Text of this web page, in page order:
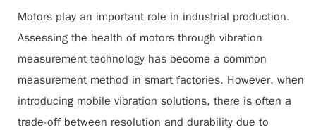
Motors play an important role in industrial production.
Assessing the health of motors through vibration
measurement technology has become a common
measurement method in smart factories. However, when
introducing mobile vibration solutions, there is often a
trade-off between resolution and durability due to